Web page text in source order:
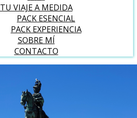
TU VIAJE A MEDIDA
PACK ESENCIAL
PACK EXPERIENCIA
SOBRE MÍ
CONTACTO